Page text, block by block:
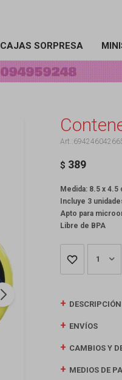
CAJAS SORPRESA
$ 389
Medida: 8.5 x 4.5
Incluye 3
Apto para
Libre de BPA
1
DESCRIPCIÓN
ENVÍOS
CAMBIOS Y
MEDIOS DE